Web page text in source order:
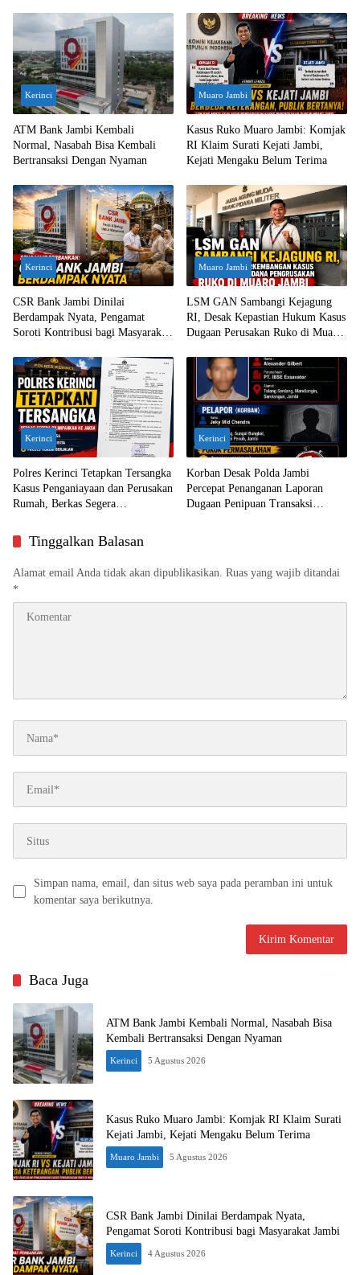
Kerinci
ATM Bank Jambi Kembali
Normal, Nasabah Bisa Kembali
Bertransaksi Dengan Nyaman
Muaro Jambi
Kasus Ruko Muaro Jambi: Komjak
RI Klaim Surati Kejati Jambi,
Kejati Mengaku Belum Terima
Kerinci
CSR Bank Jambi Dinilai
Berdampak Nyata, Pengamat
Soroti Kontribusi bagi Masyarakat
Muaro Jambi
LSM GAN Sambangi Kejagung
RI, Desak Kepastian Hukum Kasus
Dugaan Perusakan Ruko di Muaro
Kerinci
Polres Kerinci Tetapkan Tersangka
Kasus Penganiayaan dan Perusakan
Rumah, Berkas Segera
Kerinci
Korban Desak Polda Jambi
Percepat Penanganan Laporan
Dugaan Penipuan Transaksi
Tinggalkan Balasan
Alamat email Anda tidak akan dipublikasikan. Ruas yang wajib ditandai
*
Simpan nama, email, dan situs web saya pada peramban ini untuk
komentar saya berikutnya.
Baca Juga
ATM Bank Jambi Kembali Normal, Nasabah Bisa
Kembali Bertransaksi Dengan Nyaman
Kerinci 5 Agustus 2026
Kasus Ruko Muaro Jambi: Komjak RI Klaim Surati
Kejati Jambi, Kejati Mengaku Belum Terima
Muaro Jambi 5 Agustus 2026
CSR Bank Jambi Dinilai Berdampak Nyata,
Pengamat Soroti Kontribusi bagi Masyarakat Jambi
Kerinci 4 Agustus 2026